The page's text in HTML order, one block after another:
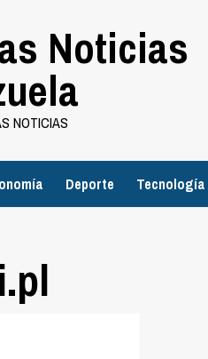
Noticias
NOTICIAS
Deporte Tecnología